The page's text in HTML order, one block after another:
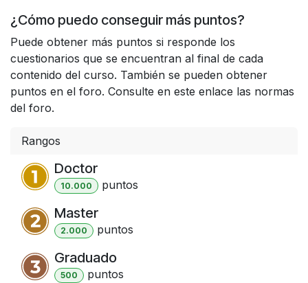
¿Cómo puedo conseguir más puntos?
Puede obtener más puntos si responde los
cuestionarios que se encuentran al final de cada
contenido del curso. También se pueden obtener
puntos en el foro. Consulte en este enlace las normas
del foro.
Rangos
Doctor
10.000 puntos
Master
2.000 puntos
Graduado
500 puntos